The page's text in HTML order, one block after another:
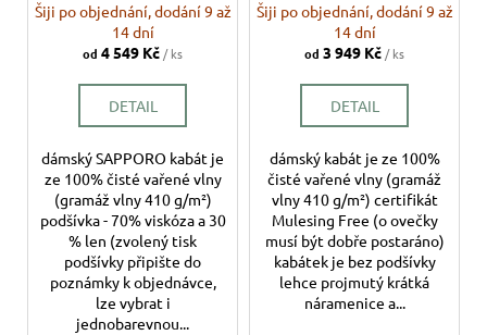
Šiji po objednání, dodání 9 až
14 dní
od 4 549 Kč/ ks
DETAIL
dámský SAPPORO kabát je
ze 100% čisté vařené vlny
(gramáž vlny 410 g/m²)
podšívka - 70% viskóza a 30
% len (zvolený tisk
podšívky připište do
poznámky k objednávce,
lze vybrat i
jednobarevnou...
Šiji po objednání, dodání 9 až
14 dní
od 3 949 Kč/ ks
DETAIL
dámský kabát je ze 100%
čisté vařené vlny (gramáž
vlny 410 g/m²) certifikát
Mulesing Free (o ovečky
musí být dobře postaráno)
kabátek je bez podšívky
lehce projmutý krátká
náramenice a...